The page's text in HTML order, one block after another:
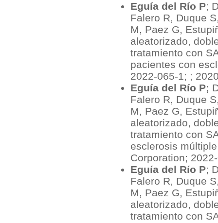
Eguía del Río P;
Falero R, Duque
M, Paez G,
aleatorizado,
tratamiento con
pacientes con
2022-065-1; ;
Eguía del Río P;
Falero R, Duque
M, Paez G,
aleatorizado,
tratamiento con
esclerosis
Corporation;
Eguía del Río P;
Falero R, Duque
M, Paez G,
aleatorizado,
tratamiento con